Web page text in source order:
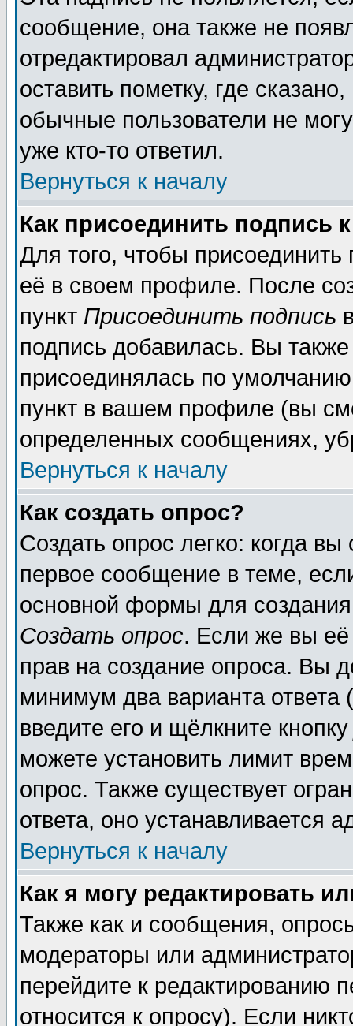
сообщение, она также не
отредактировал
оставить пометку, где
обычные пользователи не
уже кто-то ответил.
Вернуться к началу
Как присоединить подпись
Для того, чтобы
её в своем профиле. После
пункт Присоединить подпись
подпись добавилась. Вы
присоединялась по
пункт в вашем профиле (вы
определенных сообщениях,
Вернуться к началу
Как создать опрос?
Создать опрос легко: когда
первое сообщение в теме,
основной формы для
Создать опрос. Если же вы её
прав на создание опроса. Вы
минимум два варианта ответа
введите его и щёлкните
можете установить лимит
опрос. Также существует
ответа, оно устанавливается
Вернуться к началу
Как я могу редактировать
Также как и сообщения,
модераторы или
перейдите к редактированию
относится к опросу). Если